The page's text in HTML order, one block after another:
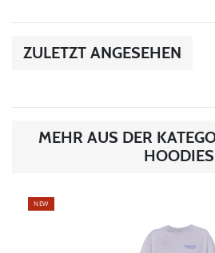
ZULETZT ANGESEHEN
MEHR AUS DER
HOODIES
NEW